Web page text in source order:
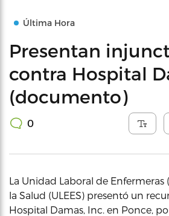
Última Hora
Presentan
contra Hospital
(documento)
0
La Unidad Laboral de Enfermeras
la Salud (ULEES) presentó un
Hospital Damas, Inc. en Ponce,